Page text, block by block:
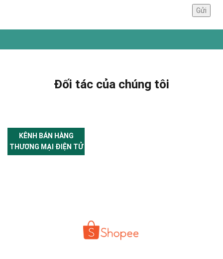
Đối tác của chúng tôi
KÊNH BÁN HÀNG
THƯƠNG MẠI ĐIỆN TỬ